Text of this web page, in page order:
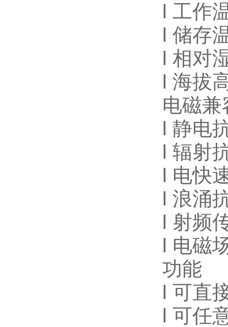
l 工作
l 储存
l 相对
l 海拔
电磁兼
l 静电
l 辐射
l 电快
l 浪涌
l 射频
l 电磁
功能
l 可直
l 可任